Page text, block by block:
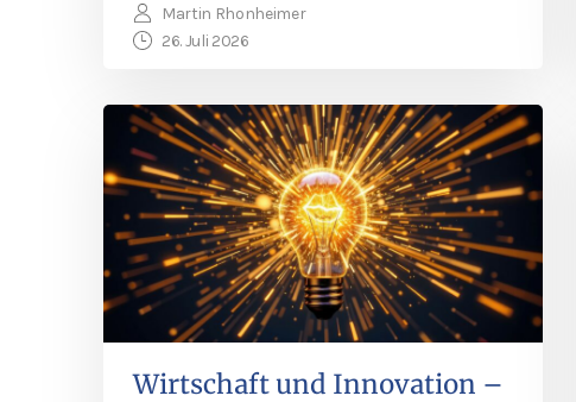
Martin Rhonheimer
26. Juli 2026
Wirtschaft und Innovation –